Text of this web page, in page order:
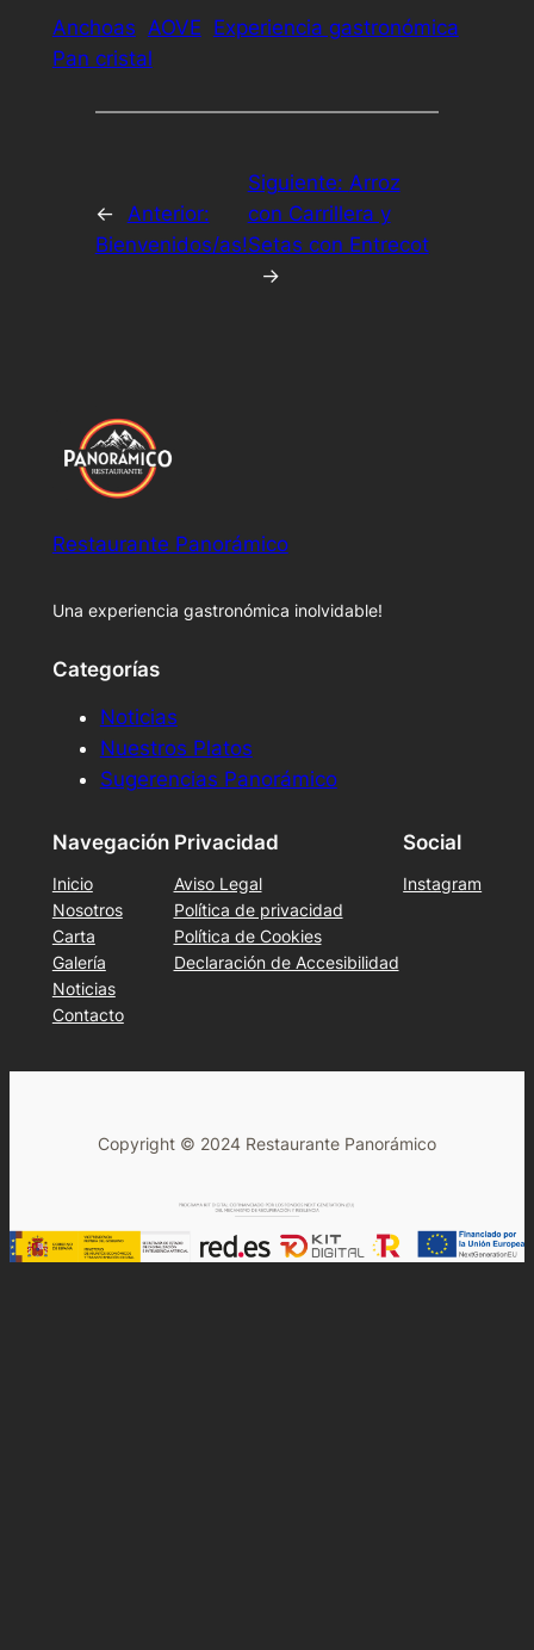
Anchoas AOVE Experiencia gastronómica
Pan cristal
←
Anterior:
Bienvenidos/as!
Siguiente: Arroz
con Carrillera y
Setas con Entrecot
→
Restaurante Panorámico
Una experiencia gastronómica inolvidable!
Categorías
Noticias
Nuestros Platos
Sugerencias Panorámico
Navegación
Inicio
Nosotros
Carta
Galería
Noticias
Contacto
Privacidad
Aviso Legal
Política de privacidad
Política de Cookies
Declaración de Accesibilidad
Social
Instagram
Copyright © 2024 Restaurante Panorámico